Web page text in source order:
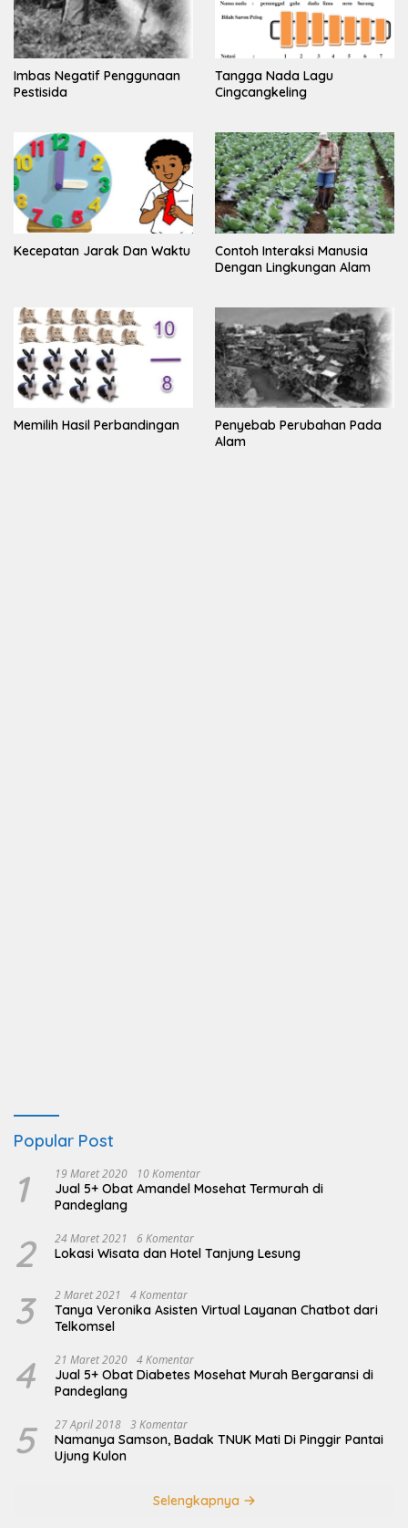
Imbas Negatif Penggunaan
Pestisida
Tangga Nada Lagu
Cingcangkeling
Kecepatan Jarak Dan Waktu
Contoh Interaksi Manusia
Dengan Lingkungan Alam
Memilih Hasil Perbandingan
Penyebab Perubahan Pada
Alam
Popular Post
1 19 Maret 2020 10 Komentar
Jual 5+ Obat Amandel Mosehat Termurah di
Pandeglang
2 24 Maret 2021 6 Komentar
Lokasi Wisata dan Hotel Tanjung Lesung
3 2 Maret 2021 4 Komentar
Tanya Veronika Asisten Virtual Layanan Chatbot dari
Telkomsel
4 21 Maret 2020 4 Komentar
Jual 5+ Obat Diabetes Mosehat Murah Bergaransi di
Pandeglang
5 27 April 2018 3 Komentar
Namanya Samson, Badak TNUK Mati Di Pinggir Pantai
Ujung Kulon
Selengkapnya